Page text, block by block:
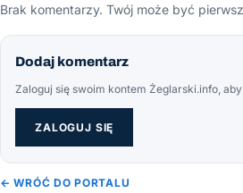
Brak komentarzy. Twój może być
Dodaj komentarz
Zaloguj się swoim kontem Żeglarski.info,
ZALOGUJ SIĘ
← WRÓĆ DO PORTALU